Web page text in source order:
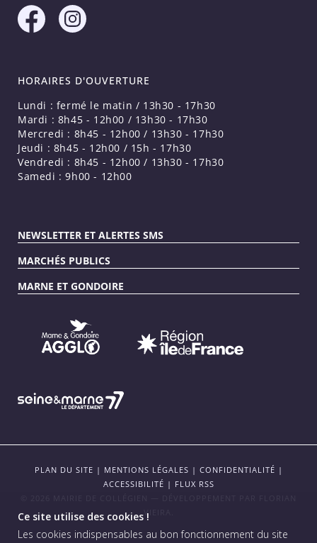
Ce site utilise des cookies !
Les cookies indispensables au bon fonctionnement du site
HORAIRES D'OUVERTURE
Lundi : fermé le matin / 13h30 - 17h30
Mardi : 8h45 - 12h00 / 13h30 - 17h30
Mercredi : 8h45 - 12h00 / 13h30 - 17h30
Jeudi : 8h45 - 12h00 / 15h - 17h30
Vendredi : 8h45 - 12h00 / 13h30 - 17h30
Samedi : 9h00 - 12h00
NEWSLETTER ET ALERTES SMS
MARCHÉS PUBLICS
MARNE ET GONDOIRE
PLAN DU SITE | MENTIONS LÉGALES | CONFIDENTIALITÉ |
ACCESSIBILITÉ | FLUX RSS
VIEIRA